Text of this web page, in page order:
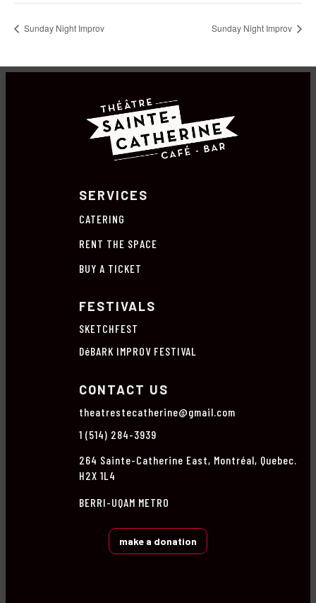
Sunday Night Improv Sunday Night Improv
SERVICES
CATERING
RENT THE SPACE
BUY A TICKET
FESTIVALS
SKETCHFEST
DéBARK IMPROV FESTIVAL
CONTACT US
theatrestecatherine@gmail.com
1 (514) 284-3939
264 Sainte-Catherine East, Montréal, Quebec.
H2X 1L4
BERRI-UQAM METRO
make a donation